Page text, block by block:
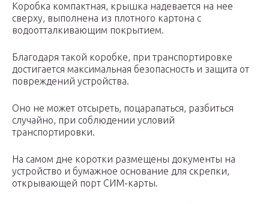
Коробка компактная, крышка надевается на нее
сверху, выполнена из плотного картона с
водоотталкивающим покрытием.
Благодаря такой коробке, при транспортировке
достигается максимальная безопасность и защита от
повреждений устройства.
Оно не может отсыреть, поцарапаться, разбиться
случайно, при соблюдении условий
транспортировки.
На самом дне коротки размещены документы на
устройство и бумажное основание для скрепки,
открывающей порт СИМ-карты.